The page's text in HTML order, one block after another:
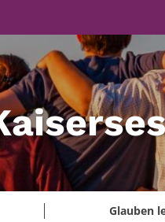
Glauben